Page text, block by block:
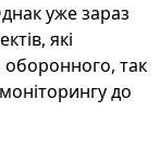
уже зараз
які
так
до